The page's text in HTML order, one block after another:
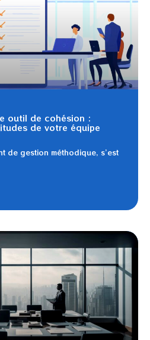
outil de cohésion :
de votre équipe
de gestion méthodique, s’est